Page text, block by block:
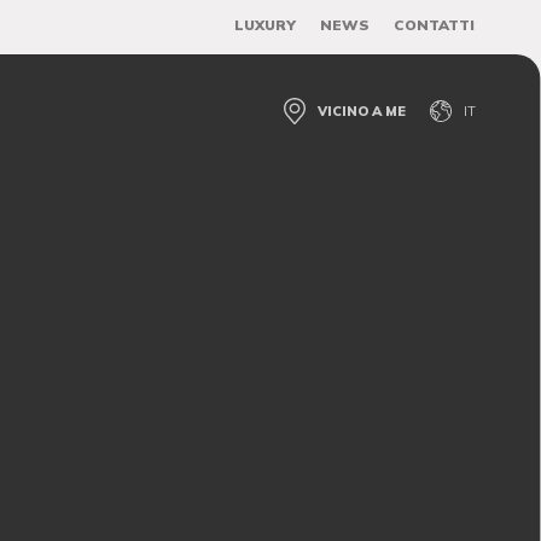
LUXURY NEWS CONTATTI
VICINO A ME IT